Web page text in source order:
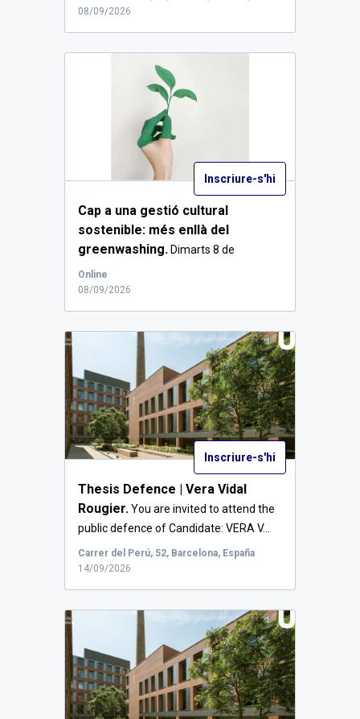
08/09/2026
Inscriure-s'hi
Cap a una gestió cultural
sostenible: més enllà del
greenwashing. Dimarts 8 de
setembre de 2026, a les ...
Online
08/09/2026
Inscriure-s'hi
Thesis Defence | Vera Vidal
Rougier.You are invited to attend the
public defence of Candidate: VERA V...
Carrer del Perú, 52, Barcelona, España
14/09/2026